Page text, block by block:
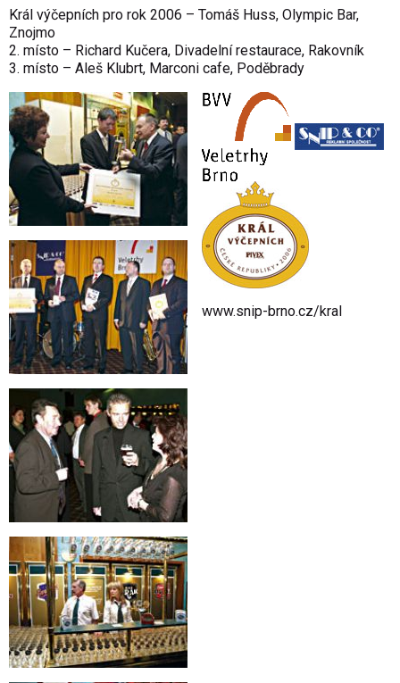
Král výčepních pro rok 2006 – Tomáš Huss, Olympic Bar,
Znojmo
2. místo – Richard Kučera, Divadelní restaurace, Rakovník
3. místo – Aleš Klubrt, Marconi cafe, Poděbrady
www.snip-brno.cz/kral